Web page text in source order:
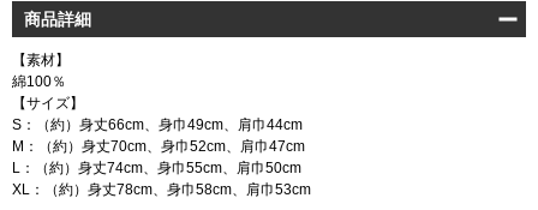
商品詳細
【素材】
綿100％
【サイズ】
S：（約）身丈66cm、身巾49cm、肩巾44cm
M：（約）身丈70cm、身巾52cm、肩巾47cm
L：（約）身丈74cm、身巾55cm、肩巾50cm
XL：（約）身丈78cm、身巾58cm、肩巾53cm